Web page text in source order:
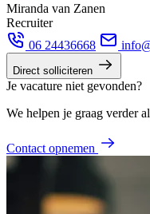
Miranda van Zanen
Recruiter
06 24436668
Direct solliciteren
Je vacature niet gevonden?
We helpen je graag verder
Contact opnemen